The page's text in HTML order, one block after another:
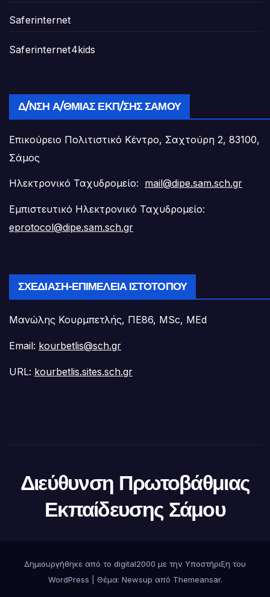
Saferinternet
Saferinternet4kids
Δ/ΝΣΗ Α/ΘΜΙΑΣ ΕΚΠ/ΣΗΣ ΣΆΜΟΥ
Επικούρειο Πολιτιστικό Κέντρο, Σαχτούρη 2, 83100,
Σάμος
Ηλεκτρονικό Ταχυδρομείο: mail@dipe.sam.sch.gr
Εμπιστευτικό Ηλεκτρονικό Ταχυδρομείο:
eprotocol@dipe.sam.sch.gr
ΣΧΕΔΊΑΣΗ-ΕΠΙΜΈΛΕΙΑ ΙΣΤΟΤΌΠΟΥ
Μανώλης Κουρμπετλής, ΠΕ86, MSc, MEd
Email: kourbetlis@sch.gr
URL: kourbetlis.sites.sch.gr
Διεύθυνση Πρωτοβάθμιας
Εκπαίδευσης Σάμου
Δημιουργήθηκε από το digital2000 με την Υποστήριξη του
WordPress
Θέμα: Newsup από Themeansar.